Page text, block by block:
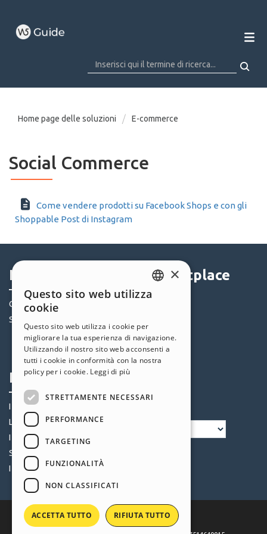
Home page delle soluzioni E-commerce
Social Commerce
Come vendere prodotti su Facebook Shops e con gli
Shoppable Post di Instagram
Help Center
Community
Siti Utenti
Marketplace
Crediti
Offerte
Profilo
I miei post
Le mie Licenze
I miei Download
Spazio Web
I miei Crediti
ENGLISH
GERMAN
SPANISH
POLISH
×
Questo sito web utilizza
cookie
Questo sito web utilizza i cookie per
migliorare la tua esperienza di navigazione.
Utilizzando il nostro sito web acconsenti a
tutti i cookie in conformità con la nostra
policy per i cookie. Leggi di più
STRETTAMENTE NECESSARI
PERFORMANCE
TARGETING
FUNZIONALITÀ
NON CLASSIFICATI
ACCETTA TUTTO RIFIUTA TUTTO